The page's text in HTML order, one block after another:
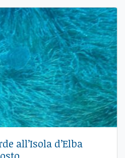
all’Isola d’Elba